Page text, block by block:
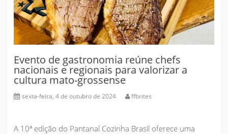
Evento de gastronomia reúne chefs
nacionais e regionais para valorizar a
cultura mato-grossense
sexta-feira, 4 de outubro de 2024 ffbrites
A 10ª edição do Pantanal Cozinha Brasil oferece uma